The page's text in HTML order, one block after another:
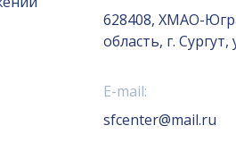
628408, ХМАО-
область, г. Сургут,
E-mail:
sfcenter@mail.ru